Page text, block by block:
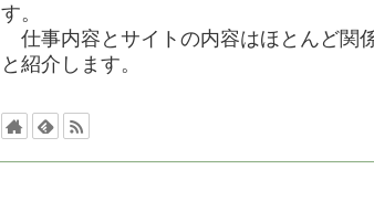
す。
仕事内容とサイトの内容はほとんど関
と紹介します。